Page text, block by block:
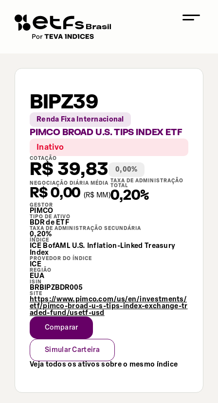
BIPZ39
Renda Fixa Internacional
PIMCO BROAD U.S. TIPS INDEX ETF
Inativo
COTAÇÃO
R$ 39,83 0,00%
NEGOCIAÇÃO DIÁRIA MÉDIA
R$ 0,00 (R$ MM)
TAXA DE ADMINISTRAÇÃO
TOTAL
0,20%
GESTOR
PIMCO
TIPO DE ATIVO
BDR de ETF
TAXA DE ADMINISTRAÇÃO SECUNDÁRIA
0,20%
ÍNDICE
ICE BofAML U.S. Inflation-Linked Treasury
Index
PROVEDOR DO ÍNDICE
ICE
REGIÃO
EUA
ISIN
BRBIPZBDR005
SITE
https://www.pimco.com/us/en/investments/
etf/pimco-broad-u-s-tips-index-exchange-tr
aded-fund/usetf-usd
Comparar
Simular Carteira
Veja todos os ativos sobre o mesmo índice